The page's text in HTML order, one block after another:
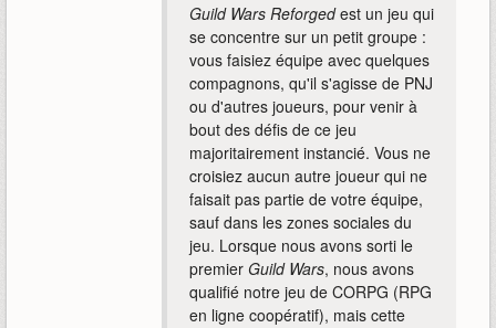
Guild Wars Reforgedest un jeu qui
se concentre sur un petit groupe :
vous faisiez équipe avec quelques
compagnons, qu'il s'agisse de PNJ
ou d'autres joueurs, pour venir à
bout des défis de ce jeu
majoritairement instancié. Vous ne
croisiez aucun autre joueur qui ne
faisait pas partie de votre équipe,
sauf dans les zones sociales du
jeu. Lorsque nous avons sorti le
premier Guild Wars, nous avons
qualifié notre jeu de CORPG (RPG
en ligne coopératif), mais cette